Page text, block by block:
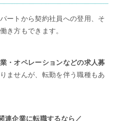
ートから契約社員への登用、そ
き方もできます。
・オペレーションなどの求人募
ませんが、転勤を伴う職種もあ
連企業に転職するなら／